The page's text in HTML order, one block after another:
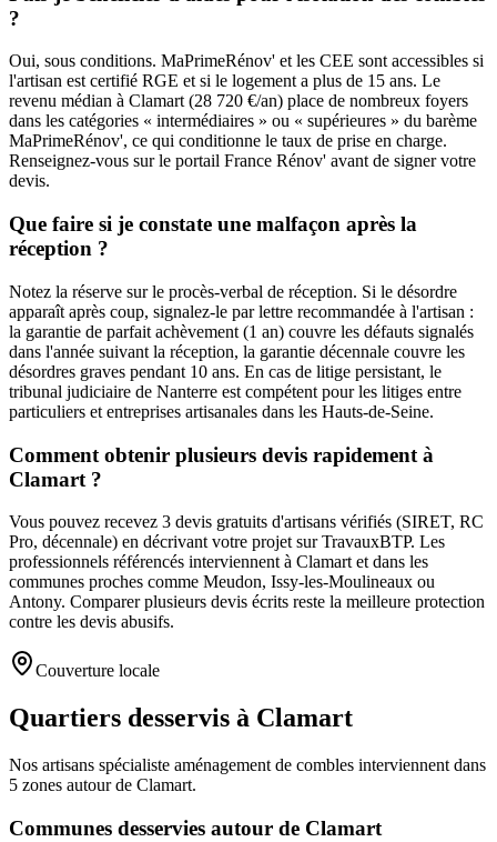
?
Oui, sous conditions. MaPrimeRénov' et les CEE sont accessibles si
l'artisan est certifié RGE et si le logement a plus de 15 ans. Le
revenu médian à Clamart (28 720 €/an) place de nombreux foyers
dans les catégories « intermédiaires » ou « supérieures » du barème
MaPrimeRénov', ce qui conditionne le taux de prise en charge.
Renseignez-vous sur le portail France Rénov' avant de signer votre
devis.
Que faire si je constate une malfaçon après la
réception ?
Notez la réserve sur le procès-verbal de réception. Si le désordre
apparaît après coup, signalez-le par lettre recommandée à l'artisan :
la garantie de parfait achèvement (1 an) couvre les défauts signalés
dans l'année suivant la réception, la garantie décennale couvre les
désordres graves pendant 10 ans. En cas de litige persistant, le
tribunal judiciaire de Nanterre est compétent pour les litiges entre
particuliers et entreprises artisanales dans les Hauts-de-Seine.
Comment obtenir plusieurs devis rapidement à
Clamart ?
Vous pouvez recevez 3 devis gratuits d'artisans vérifiés (SIRET, RC
Pro, décennale) en décrivant votre projet sur TravauxBTP. Les
professionnels référencés interviennent à Clamart et dans les
communes proches comme Meudon, Issy-les-Moulineaux ou
Antony. Comparer plusieurs devis écrits reste la meilleure protection
contre les devis abusifs.
Couverture locale
Quartiers desservis à Clamart
Nos artisans spécialiste aménagement de combles interviennent dans
5 zones autour de Clamart.
Communes desservies autour de Clamart